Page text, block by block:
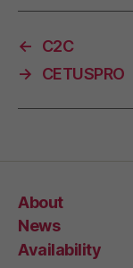
←
C2C
→
CETUSPRO
About
News
Availability